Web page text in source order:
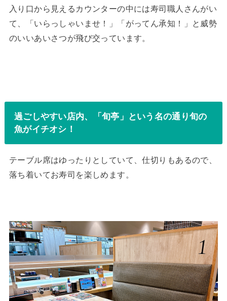
入り口から見えるカウンターの中には寿司職人さんがい
て、「いらっしゃいませ！」「がってん承知！」と威勢
のいいあいさつが飛び交っています。
過ごしやすい店内、「旬亭」という名の通り旬の
魚がイチオシ！
テーブル席はゆったりとしていて、仕切りもあるので、
落ち着いてお寿司を楽しめます。